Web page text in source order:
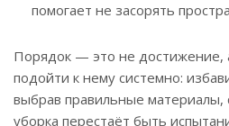
помогает не засорять
Порядок — это не достижение,
подойти к нему системно:
выбрав правильные
уборка перестаёт быть